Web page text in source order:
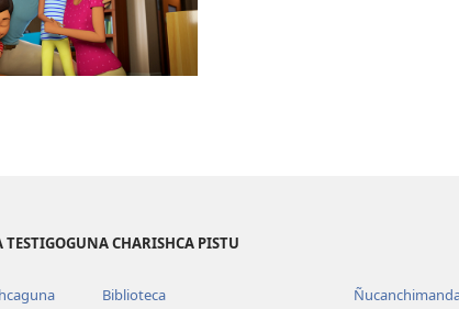
TESTIGOGUNA CHARISHCA PISTU
Biblioteca